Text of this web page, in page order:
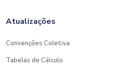
Atualizações
Convenções Coletiva
Tabelas de Cálculo